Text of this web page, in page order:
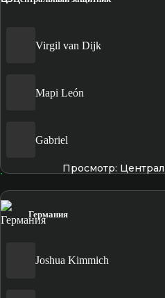
Virgil van Dijk
Mapi León
Gabriel
Просмотр:
Германия
Joshua Kimmich